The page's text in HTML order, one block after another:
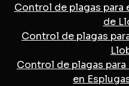
Control de plagas para
de
Control de plagas
Control de plagas
en